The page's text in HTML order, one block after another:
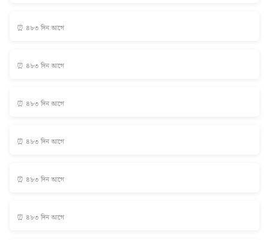
⏰ ৪৮৩ দিন আগে
⏰ ৪৮৩ দিন আগে
⏰ ৪৮৩ দিন আগে
⏰ ৪৮৩ দিন আগে
⏰ ৪৮৩ দিন আগে
⏰ ৪৮৩ দিন আগে